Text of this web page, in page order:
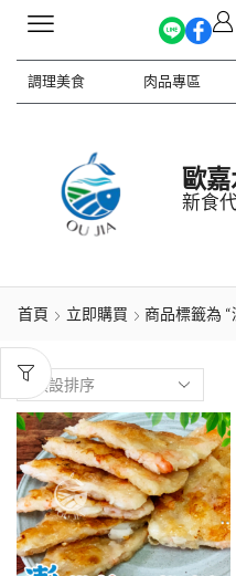
調理美食 肉品專區
歐
新食
首頁 立即購買 商品標籤為 “